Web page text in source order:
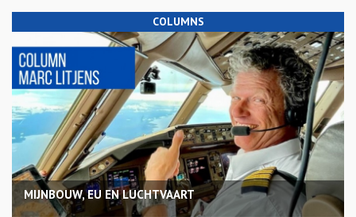
COLUMNS
MIJNBOUW, EU EN LUCHTVAART